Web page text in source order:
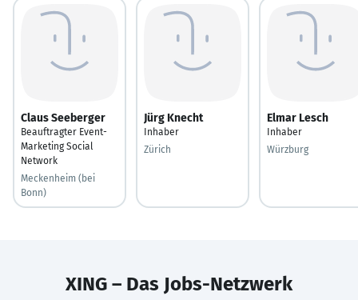
Claus Seeberger
Beauftragter Event-
Marketing Social
Network
Meckenheim (bei
Bonn)
Jürg Knecht
Inhaber
Zürich
Elmar Lesch
Inhaber
Würzburg
XING – Das Jobs-Netzwerk